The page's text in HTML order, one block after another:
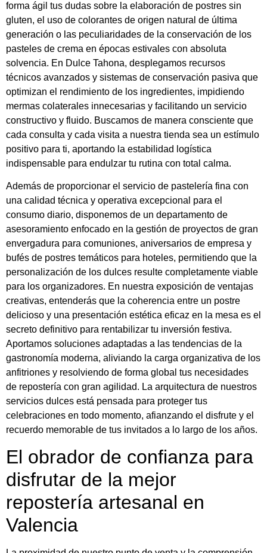
forma ágil tus dudas sobre la elaboración de postres sin
gluten, el uso de colorantes de origen natural de última
generación o las peculiaridades de la conservación de los
pasteles de crema en épocas estivales con absoluta
solvencia. En Dulce Tahona, desplegamos recursos
técnicos avanzados y sistemas de conservación pasiva que
optimizan el rendimiento de los ingredientes, impidiendo
mermas colaterales innecesarias y facilitando un servicio
constructivo y fluido. Buscamos de manera consciente que
cada consulta y cada visita a nuestra tienda sea un estímulo
positivo para ti, aportando la estabilidad logística
indispensable para endulzar tu rutina con total calma.
Además de proporcionar el servicio de pastelería fina con
una calidad técnica y operativa excepcional para el
consumo diario, disponemos de un departamento de
asesoramiento enfocado en la gestión de proyectos de gran
envergadura para comuniones, aniversarios de empresa y
bufés de postres temáticos para hoteles, permitiendo que la
personalización de los dulces resulte completamente viable
para los organizadores. En nuestra exposición de ventajas
creativas, entenderás que la coherencia entre un postre
delicioso y una presentación estética eficaz en la mesa es el
secreto definitivo para rentabilizar tu inversión festiva.
Aportamos soluciones adaptadas a las tendencias de la
gastronomía moderna, aliviando la carga organizativa de los
anfitriones y resolviendo de forma global tus necesidades
de repostería con gran agilidad. La arquitectura de nuestros
servicios dulces está pensada para proteger tus
celebraciones en todo momento, afianzando el disfrute y el
recuerdo memorable de tus invitados a lo largo de los años.
El obrador de confianza para
disfrutar de la mejor
repostería artesanal en
Valencia